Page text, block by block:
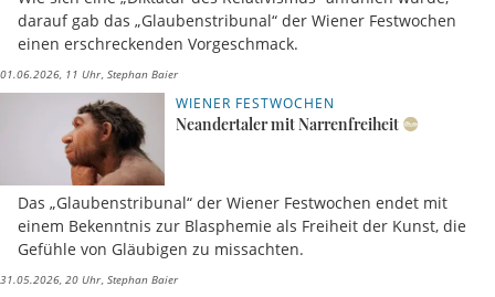
darauf gab das „Glaubenstribunal“ der Wiener Festwochen
einen erschreckenden Vorgeschmack.
01.06.2026, 11 Uhr Stephan Baier
WIENER FESTWOCHEN
Neandertaler mit Narrenfreiheit
Das „Glaubenstribunal“ der Wiener Festwochen endet mit
einem Bekenntnis zur Blasphemie als Freiheit der Kunst, die
Gefühle von Gläubigen zu missachten.
31.05.2026, 20 Uhr Stephan Baier